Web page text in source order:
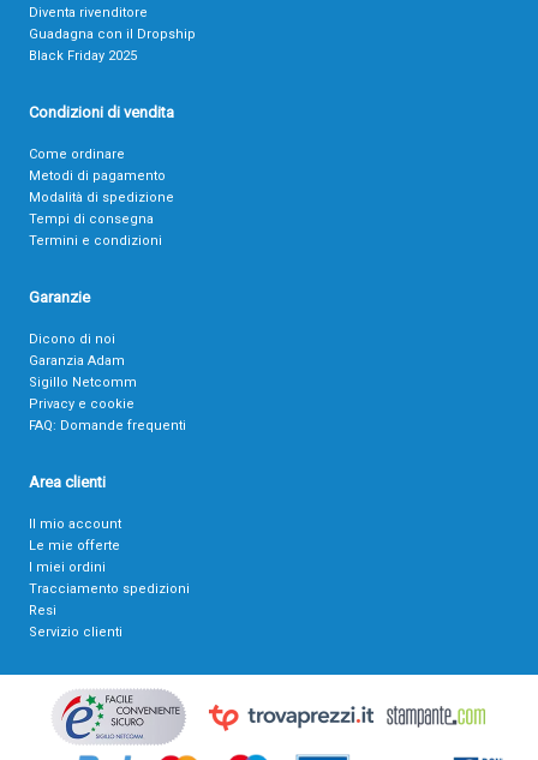
Diventa rivenditore
Guadagna con il Dropship
Black Friday 2025
Condizioni di vendita
Come ordinare
Metodi di pagamento
Modalità di spedizione
Tempi di consegna
Termini e condizioni
Garanzie
Dicono di noi
Garanzia Adam
Sigillo Netcomm
Privacy e cookie
FAQ: Domande frequenti
Area clienti
Il mio account
Le mie offerte
I miei ordini
Tracciamento spedizioni
Resi
Servizio clienti